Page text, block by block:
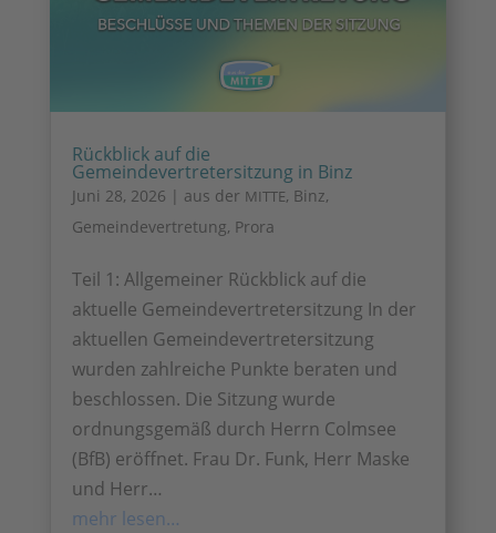
Rückblick auf die
Gemeindevertretersitzung in Binz
Juni 28, 2026 | aus der MITTE, Binz,
Gemeindevertretung, Prora
Teil 1: Allgemeiner Rückblick auf die
aktuelle Gemeindevertretersitzung In der
aktuellen Gemeindevertretersitzung
wurden zahlreiche Punkte beraten und
beschlossen. Die Sitzung wurde
ordnungsgemäß durch Herrn Colmsee
(BfB) eröffnet. Frau Dr. Funk, Herr Maske
und Herr…
mehr lesen…